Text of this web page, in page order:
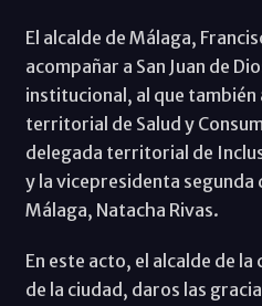
El alcalde de Málaga,
acompañar a San Juan de
institucional, al que
territorial de Salud y
delegada territorial de
y la vicepresidenta segunda
Málaga, Natacha Rivas.
En este acto, el alcalde de
de la ciudad, daros las